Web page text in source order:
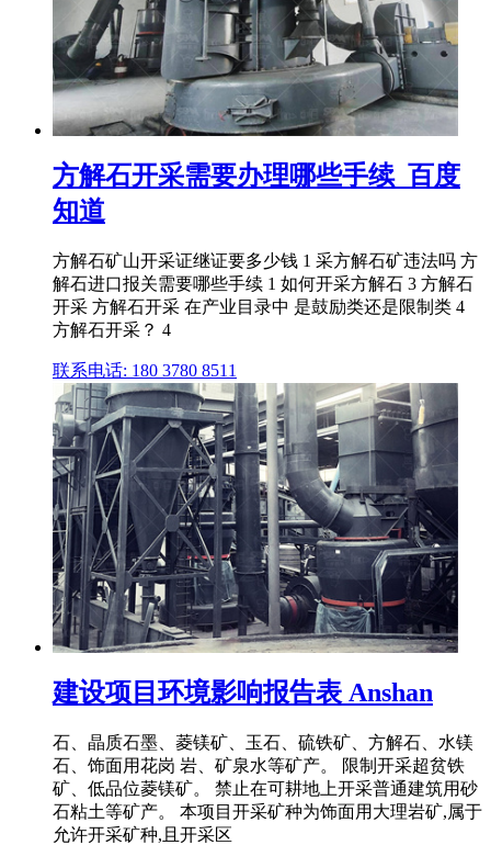
方解石开采需要办理哪些手续_百度
知道
方解石矿山开采证继证要多少钱 1 采方解石矿违法吗 方
解石进口报关需要哪些手续 1 如何开采方解石 3 方解石
开采 方解石开采 在产业目录中 是鼓励类还是限制类 4
方解石开采？ 4
联系电话: 180 3780 8511
建设项目环境影响报告表 Anshan
石、晶质石墨、菱镁矿、玉石、硫铁矿、方解石、水镁
石、饰面用花岗 岩、矿泉水等矿产。 限制开采超贫铁
矿、低品位菱镁矿。 禁止在可耕地上开采普通建筑用砂
石粘土等矿产。 本项目开采矿种为饰面用大理岩矿,属于
允许开采矿种,且开采区